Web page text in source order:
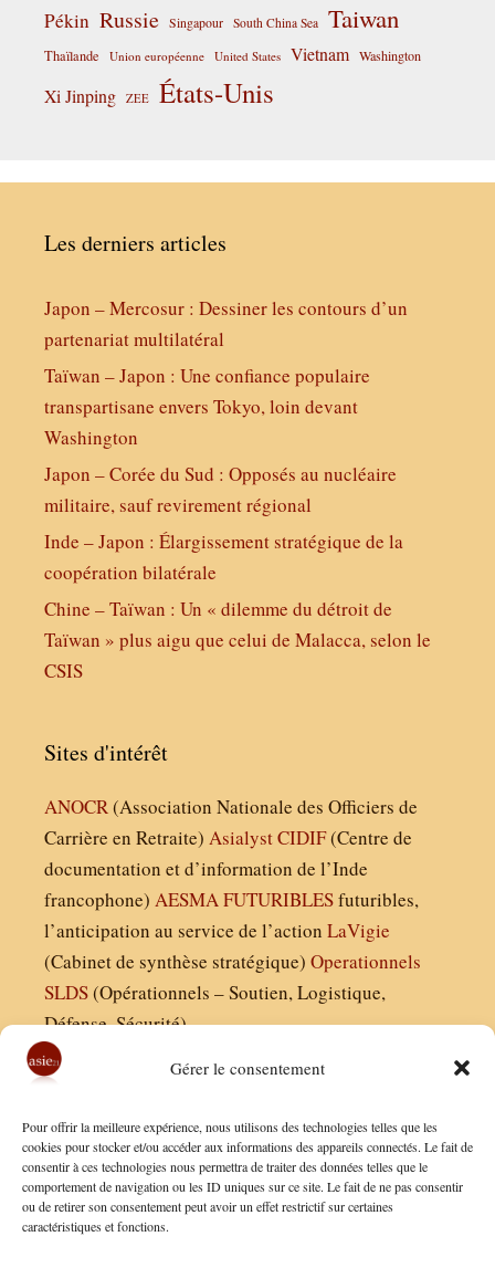
Gérer le consentement
Pour offrir la meilleure expérience, nous utilisons des technologies telles que les
cookies pour stocker et/ou accéder aux informations des appareils connectés. Le fait de
consentir à ces technologies nous permettra de traiter des données telles que le
comportement de navigation ou les ID uniques sur ce site. Le fait de ne pas consentir
ou de retirer son consentement peut avoir un effet restrictif sur certaines
caractéristiques et fonctions.
Pékin Russie Singapour South China Sea Taiwan
Thaïlande Union européenne United States Vietnam Washington
Xi Jinping ZEE États-Unis
Les derniers articles
Japon – Mercosur : Dessiner les contours d’un
partenariat multilatéral
Taïwan – Japon : Une confiance populaire
transpartisane envers Tokyo, loin devant
Washington
Japon – Corée du Sud : Opposés au nucléaire
militaire, sauf revirement régional
Inde – Japon : Élargissement stratégique de la
coopération bilatérale
Chine – Taïwan : Un « dilemme du détroit de
Taïwan » plus aigu que celui de Malacca, selon le
CSIS
Sites d'intérêt
ANOCR(Association Nationale des Officiers de
Carrière en Retraite) AsialystCIDIF(Centre de
documentation et d’information de l’Inde
francophone) AESMAFUTURIBLESfuturibles,
l’anticipation au service de l’action LaVigie
(Cabinet de synthèse stratégique) Operationnels
SLDS(Opérationnels – Soutien, Logistique,
Défense, Sécurité)
Finaldées EURL
Siège social : 13 avenue Boudon, 75016, Paris
Nous contacter